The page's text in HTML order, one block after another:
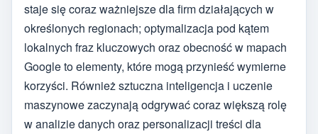
staje się coraz ważniejsze dla firm działających w
określonych regionach; optymalizacja pod kątem
lokalnych fraz kluczowych oraz obecność w mapach
Google to elementy, które mogą przynieść wymierne
korzyści. Również sztuczna inteligencja i uczenie
maszynowe zaczynają odgrywać coraz większą rolę
w analizie danych oraz personalizacji treści dla